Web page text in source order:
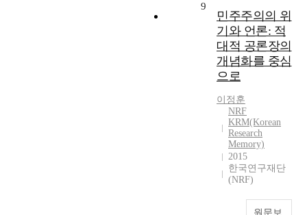
9
민주주의의 위
기와 언론: 적
대적 공론장의
개념화를 중심
으로
이정훈
NRF
KRM(Korean
Research
Memory)
2015
한국연구재단
(NRF)
원문보